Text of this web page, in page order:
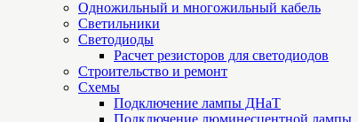
Одножильный и многожильный кабель
Светильники
Светодиоды
Расчет резисторов для светодиодов
Строительство и ремонт
Схемы
Подключение лампы ДНаТ
Подключение люминесцентной лампы